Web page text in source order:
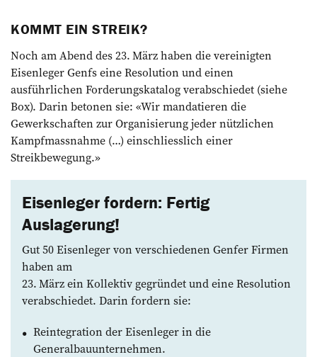
KOMMT EIN STREIK?
Noch am Abend des 23. März haben die vereinigten
Eisenleger Genfs eine Resolution und einen
ausführlichen Forderungskatalog verabschiedet (siehe
Box). Dar­in betonen sie: «Wir mandatieren die
Gewerkschaften zur Organisierung jeder nützlichen
Kampfmassnahme (…) einschliesslich einer
Streikbewegung.»
Eisenleger fordern: Fertig
Auslagerung!
Gut 50 Eisenleger von verschiedenen Genfer Firmen
haben am
23. März ein Kollektiv gegründet und eine Resolution
verabschiedet. Darin fordern sie:
Reintegration der Eisenleger in die
Generalbauunternehmen.